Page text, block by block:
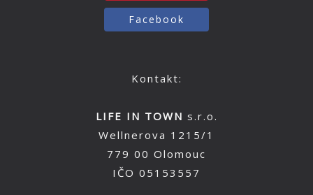
Facebook
Kontakt:
LIFE IN TOWN s.r.o.
Wellnerova 1215/1
779 00 Olomouc
IČO 05153557